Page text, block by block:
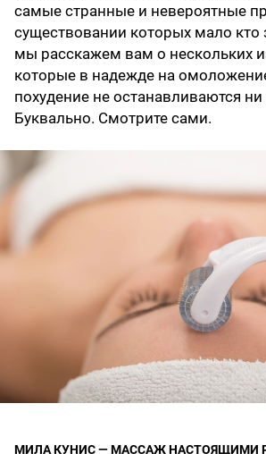
самые странные и невероятные
существовании которых мало кто
мы расскажем вам о нескольких
которые в надежде на
похудение не останавливаются
Буквально. Смотрите сами.
МИЛА КУНИС — МАССАЖ НАСТОЯЩИМИ